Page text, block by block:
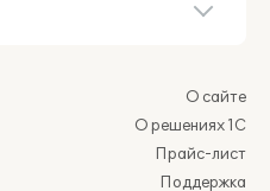
О сайте
О решениях 1С
Прайс-лист
Поддержка